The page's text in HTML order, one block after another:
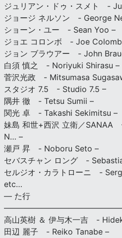
ジュリアン・ドゥ・スメト -
ジョージ ネルソン - George
ショーン・ユー - Sean Yoo –
ジョエ コロンボ - Joe
ジョン ブラウアー - John
白須 慎之 - Noriyuki Shirasu –
菅沢光政 - Mitsumasa
スタジオ 7.5 - Studio 7.5 –
隅井 徹 - Tetsu Sumii –
関光 卓 - Takashi Sekimitsu –
妹島 和世+西沢 立衛／SANAA
N… –
瀬戸 昇 - Noboru Seto –
セバスチャン ロング -
セルジオ・カラトローニ -
etc…
— た行
高山英樹 ＆ 伊与木一吉 -
田辺 麗子 - Reiko Tanabe –